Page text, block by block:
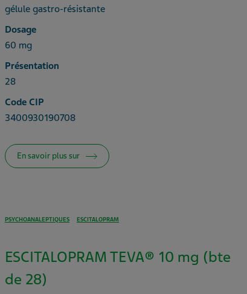
gélule gastro-résistante
Dosage
60 mg
Présentation
28
Code CIP
3400930190708
En savoir plus sur
PSYCHOANALEPTIQUES ESCITALOPRAM
ESCITALOPRAM TEVA® 10 mg (bte
de 28)